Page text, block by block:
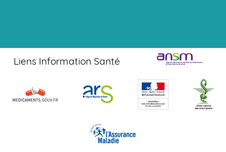
Liens Information Santé